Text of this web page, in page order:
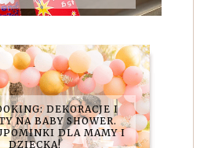
DEKORACJE I
NA BABY SHOWER.
DLA MAMY I
DZIECKA!